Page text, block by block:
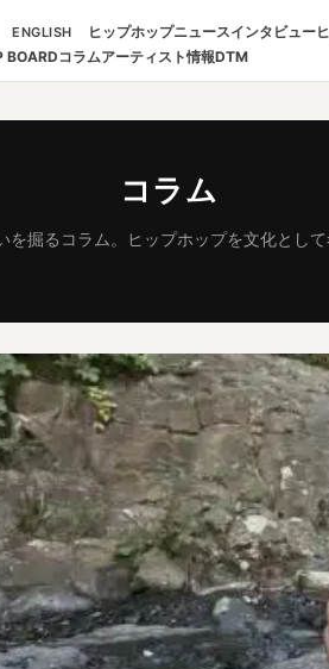
ENGLISH ヒップホップニュースインタビュー
BOARDコラムアーティスト情報DTM
コラム
を掘るコラム。ヒップホップを文化として